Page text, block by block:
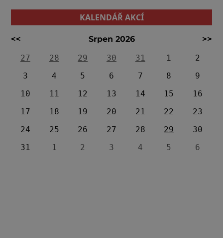
KALENDÁŘ AKCÍ
<< Srpen 2026
>>
27
28 29 30 31 1
2
3
4 5 6 7 8
9
10
11 12 13 14 15
16
17
18 19 20 21 22
23
24
25 26 27 28 29
30
31
1 2 3 4 5 6